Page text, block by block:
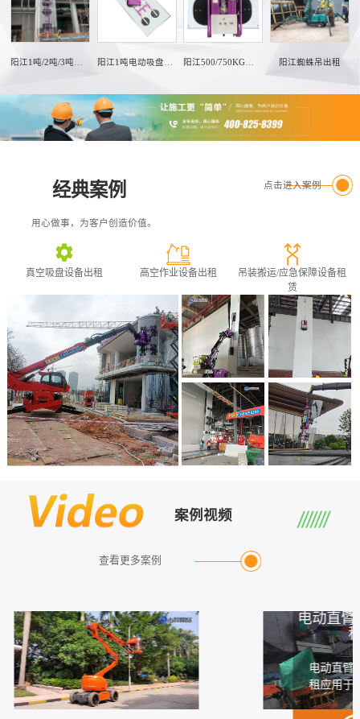
阳江蜘蛛吊出租
经典案例
用心做事，为客户创造价值。
点击进入案例
真空吸盘设备出租 高空作业设备出租
吊装搬运/应急保障设备租
赁
案例视频
查看更多案例
电动直臂高空车出
租
电动直臂高空车出
租应用于高空施工